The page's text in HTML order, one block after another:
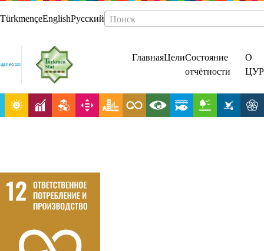
TürkmençeEnglishРусский Поиск
ГлавнаяЦелиСостояние
отчётности
О
ЦУР